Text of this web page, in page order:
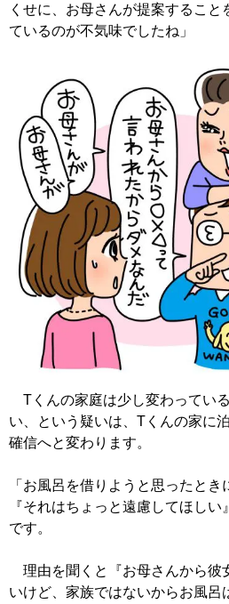
くせに、お母さんが提案すること
ているのが不気味でしたね」
Tくんの家庭は少し変わってい
い、という疑いは、Tくんの家に
確信へと変わります。
「お風呂を借りようと思ったとき
『それはちょっと遠慮してほしい
です。
理由を聞くと『お母さんから彼
いけど、家族ではないからお風呂